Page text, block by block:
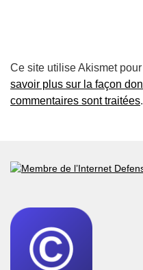
Ce site utilise Akismet
savoir plus sur la façon
commentaires sont traitées.